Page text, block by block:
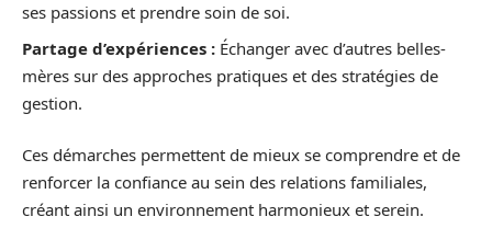
ses passions et prendre soin de soi.
Partage d’expériences : Échanger avec d’autres belles-
mères sur des approches pratiques et des stratégies de
gestion.
Ces démarches permettent de mieux se comprendre et de
renforcer la confiance au sein des relations familiales,
créant ainsi un environnement harmonieux et serein.